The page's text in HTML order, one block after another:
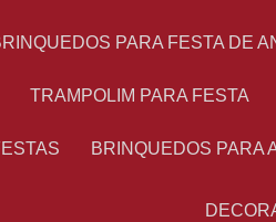
BRINQUEDOS PARA FESTA DE
TRAMPOLIM PARA FESTA
BRINQUEDOS PARA